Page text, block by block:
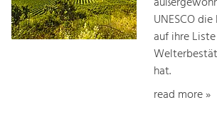
& Identity
Equality, Youth and Integration.
Climate Change, Public Transport and
UNESCO
auf ihre
hat.
read more »